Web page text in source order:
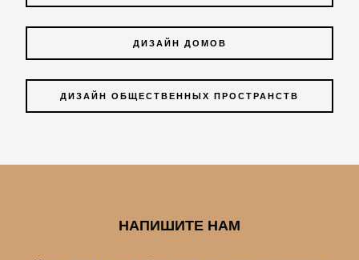
ДИЗАЙН ДОМОВ
ДИЗАЙН ОБЩЕСТВЕННЫХ ПРОСТРАНСТВ
НАПИШИТЕ НАМ